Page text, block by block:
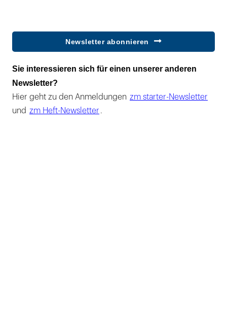
Newsletter abonnieren
Sie interessieren sich für einen unserer anderen
Newsletter?
Hier geht zu den Anmeldungen zm starter-Newsletter
und zm Heft-Newsletter .